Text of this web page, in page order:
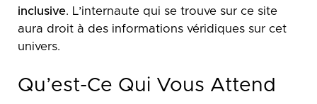
inclusive. L’internaute qui se trouve sur ce site
aura droit à des informations véridiques sur cet
univers.
Qu’est-Ce Qui Vous Attend